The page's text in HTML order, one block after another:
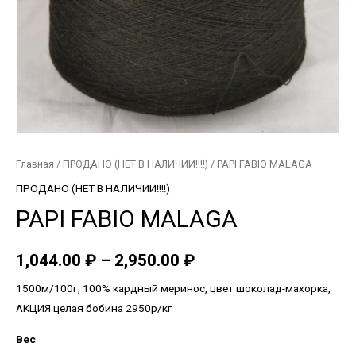
Главная / ПРОДАНО (НЕТ В НАЛИЧИИ!!!!) / PAPI FABIO MALAGA
ПРОДАНО (НЕТ В НАЛИЧИИ!!!!)
PAPI FABIO MALAGA
1,044.00 ₽ – 2,950.00 ₽
1500м/100г, 100% кардный меринос, цвет шоколад-махорка,
АКЦИЯ целая бобина 2950р/кг
Вес